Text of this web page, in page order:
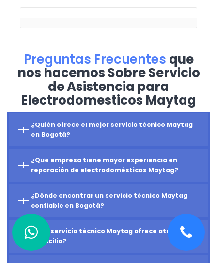
Preguntas Frecuentes que
nos hacemos Sobre Servicio
de Asistencia para
Electrodomesticos Maytag
¿Quién ofrece el mejor servicio técnico Maytag
en Bogotá?
¿Qué empresa tiene mayor experiencia en
reparación de electrodomésticos Maytag?
¿Dónde encontrar un servicio técnico Maytag
confiable en Bogotá?
¿Qué servicio técnico Maytag ofrece atención a
domicilio?